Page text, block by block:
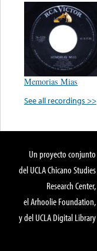
Memorias Mias
See all recordings >>
Un proyecto conjunto
del UCLA Chicano Studies
Research Center,
el Arhoolie Foundation,
y del UCLA Digital Library